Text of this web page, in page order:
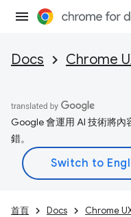
Docs Chrome
Google 會運用 AI 技術將內
錯。
首頁 Docs Chrome